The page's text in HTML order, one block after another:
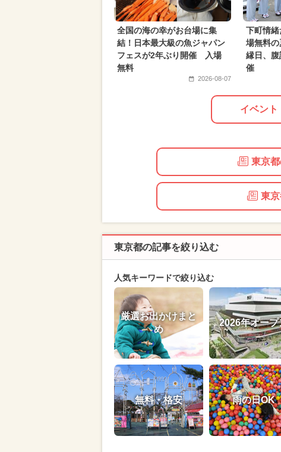
全国の海の幸がお台場に集
結！日本最大級の魚ジャパン
フェスが2年ぶり開催 入場
無料
2026-08-07
下町情緒
場無料
縁日、
催
イベント
東京
東
東京都の記事を絞り込む
人気キーワードで絞り込む
厳選お出かけまと
め
2026年オープ
無料・格安 雨の日OK